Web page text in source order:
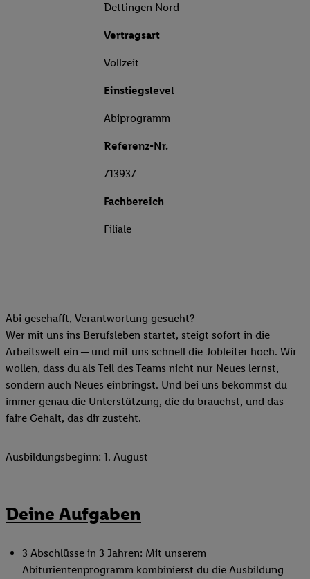
Dettingen Nord
Vertragsart
Vollzeit
Einstiegslevel
Abiprogramm
Referenz-Nr.
713937
Fachbereich
Filiale
Abi geschafft, Verantwortung gesucht?
Wer mit uns ins Berufsleben startet, steigt sofort in die
Arbeitswelt ein ─ und mit uns schnell die Jobleiter hoch. Wir
wollen, dass du als Teil des Teams nicht nur Neues lernst,
sondern auch Neues einbringst. Und bei uns bekommst du
immer genau die Unterstützung, die du brauchst, und das
faire Gehalt, das dir zusteht.
Ausbildungsbeginn: 1. August
Deine Aufgaben
3 Abschlüsse in 3 Jahren: Mit unserem
Abiturientenprogramm kombinierst du die Ausbildung